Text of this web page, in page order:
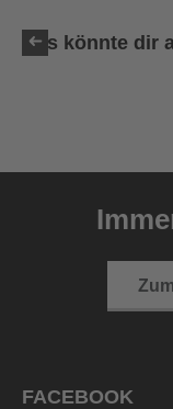
Das könnte dir
3 Farbvarianten
FACEBOOK